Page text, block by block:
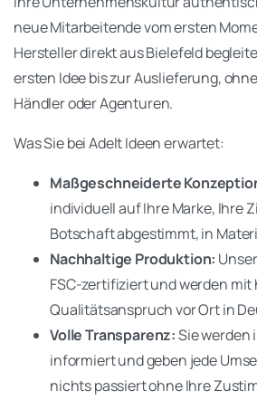
neue Mitarbeitende vom ersten
Hersteller direkt aus Bielefeld
ersten Idee bis zur Auslieferung,
Händler oder Agenturen.
Was Sie bei Adelt Ideen erwartet:
Maßgeschneiderte
individuell auf Ihre Marke, Ihre
Botschaft abgestimmt, in
Nachhaltige Produktion:
FSC-zertifiziert und werden mit
Qualitätsanspruch vor Ort in
Volle Transparenz:Sie werden
informiert und geben jede
nichts passiert ohne Ihre